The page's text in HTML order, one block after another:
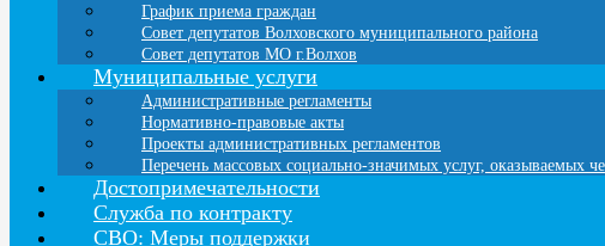
График приема граждан
Совет депутатов Волховского муниципального района
Совет депутатов МО г.Волхов
Муниципальные услуги
Административные регламенты
Нормативно-правовые акты
Проекты административных регламентов
Перечень массовых социально-значимых услуг, оказываемых
Достопримечательности
Служба по контракту
СВО: Меры поддержки